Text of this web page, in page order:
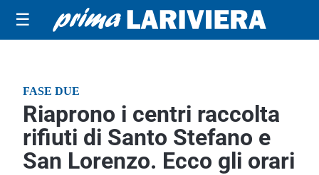
☰
FASE DUE
Riaprono i centri raccolta
rifiuti di Santo Stefano e
San Lorenzo. Ecco gli orari